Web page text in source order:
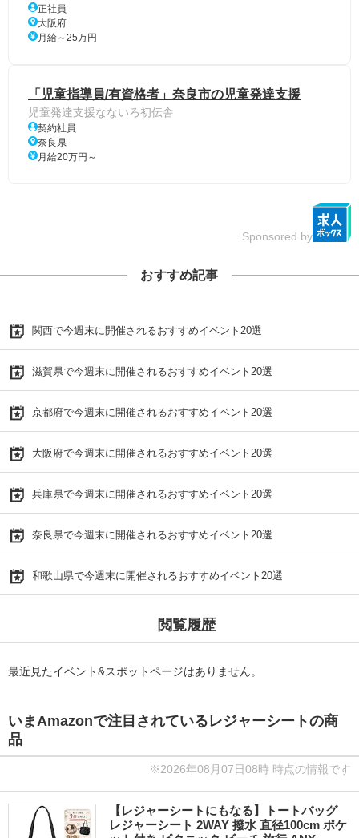
正社員
大阪府
月給～25万円
「児童指導員/有資格者」奈良市の児童発達支援
児童発達支援なないろ初伝舎
契約社員
奈良県
月給20万円～
Sponsored by
おすすめ記事
関西で今週末に開催されるおすすめイベント20選
滋賀県で今週末に開催されるおすすめイベント20選
京都府で今週末に開催されるおすすめイベント20選
大阪府で今週末に開催されるおすすめイベント20選
兵庫県で今週末に開催されるおすすめイベント20選
奈良県で今週末に開催されるおすすめイベント20選
和歌山県で今週末に開催されるおすすめイベント20選
閲覧履歴
最近見たイベント&スポットページはありません。
いまAmazonで注目されているレジャーシートの商
品
※2026年08月07日08時 時点の情報です
【レジャーシートにもなる】トートバッグ
レジャーシート 2WAY 撥水 直径100cm ポケ